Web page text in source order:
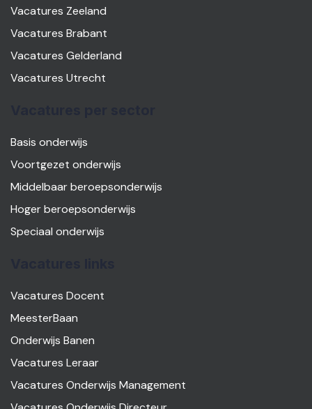
Vacatures Zeeland
Vacatures Brabant
Vacatures Gelderland
Vacatures Utrecht
Basis onderwijs
Voortgezet onderwijs
Middelbaar beroepsonderwijs
Hoger beroepsonderwijs
Speciaal onderwijs
Vacatures Docent
MeesterBaan
Onderwijs Banen
Vacatures Leraar
Vacatures Onderwijs Management